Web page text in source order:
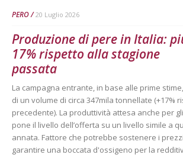
PERO 20 Luglio 2026
Produzione di pere in Italia:
17% rispetto alla stagione
passata
La campagna entrante, in base alle prime
di un volume di circa 347mila tonnellate (+17%
precedente). La produttività attesa anche per
pone il livello dell’offerta su un livello simile a
annata. Fattore che potrebbe sostenere i
garantire una boccata d'ossigeno per la